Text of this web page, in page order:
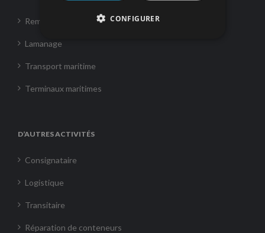
Remorquage
Lamanage
Transport maritime
Terminaux maritimes
D’AUTRES ACTIVITÉS
Consignataire
Logistique
Transitaire
Réparation de conteneurs
CONFIGURER